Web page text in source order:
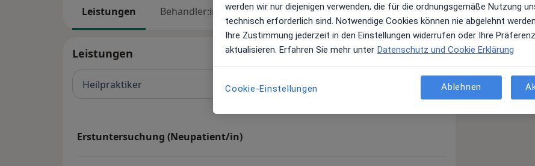
Leistungen Behandler:innen Standorte Patientenerfahrungen
Leistungen
Heilpraktiker
Erstuntersuchung (Neupatient/in)
werden wir nur diejenigen verwenden, die für die ordnungsgemäße Nutzung
technisch erforderlich sind. Notwendige Cookies können nie abgelehnt
Ihre Zustimmung jederzeit in den Einstellungen widerrufen oder Ihre
aktualisieren. Erfahren Sie mehr unter Datenschutz und Cookie Erklärung
Cookie-Einstellungen Ablehnen